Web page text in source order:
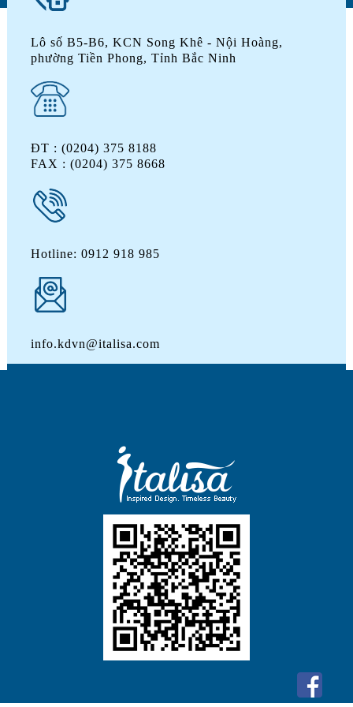
Lô số B5-B6, KCN Song Khê - Nội Hoàng,
phường Tiền Phong, Tỉnh Bắc Ninh
ĐT : (0204) 375 8188
FAX : (0204) 375 8668
Hotline: 0912 918 985
info.kdvn@italisa.com